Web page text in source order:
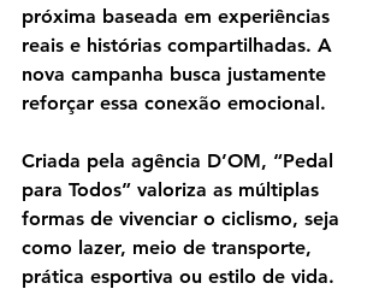
próxima baseada em experiências
reais e histórias compartilhadas. A
nova campanha busca justamente
reforçar essa conexão emocional.
Criada pela agência D’OM, “Pedal
para Todos” valoriza as múltiplas
formas de vivenciar o ciclismo, seja
como lazer, meio de transporte,
prática esportiva ou estilo de vida.